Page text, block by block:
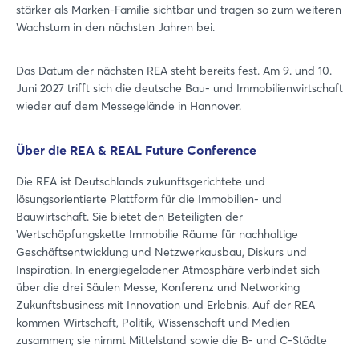
stärker als Marken-Familie sichtbar und tragen so zum weiteren
Wachstum in den nächsten Jahren bei.
Das Datum der nächsten REA steht bereits fest. Am 9. und 10.
Juni 2027 trifft sich die deutsche Bau- und Immobilienwirtschaft
wieder auf dem Messegelände in Hannover.
Über die REA & REAL Future Conference
Die REA ist Deutschlands zukunftsgerichtete und
lösungsorientierte Plattform für die Immobilien- und
Bauwirtschaft. Sie bietet den Beteiligten der
Wertschöpfungskette Immobilie Räume für nachhaltige
Geschäftsentwicklung und Netzwerkausbau, Diskurs und
Inspiration. In energiegeladener Atmosphäre verbindet sich
über die drei Säulen Messe, Konferenz und Networking
Zukunftsbusiness mit Innovation und Erlebnis. Auf der REA
kommen Wirtschaft, Politik, Wissenschaft und Medien
zusammen; sie nimmt Mittelstand sowie die B- und C-Städte